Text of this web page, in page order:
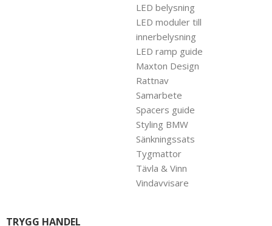
LED belysning
LED moduler till
innerbelysning
LED ramp guide
Maxton Design
Rattnav
Samarbete
Spacers guide
Styling BMW
Sänkningssats
Tygmattor
Tävla & Vinn
Vindavvisare
TRYGG HANDEL